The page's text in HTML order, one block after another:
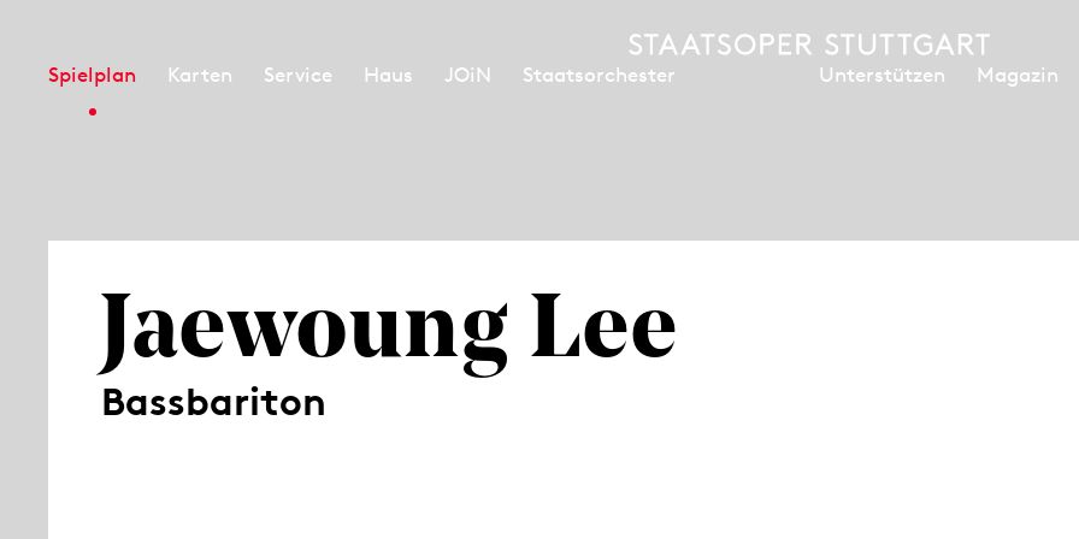
Spielplan Karten Service Haus JOiN Staatsorchester Unterstützen Magazin
Jaewoung Lee
Bassbariton